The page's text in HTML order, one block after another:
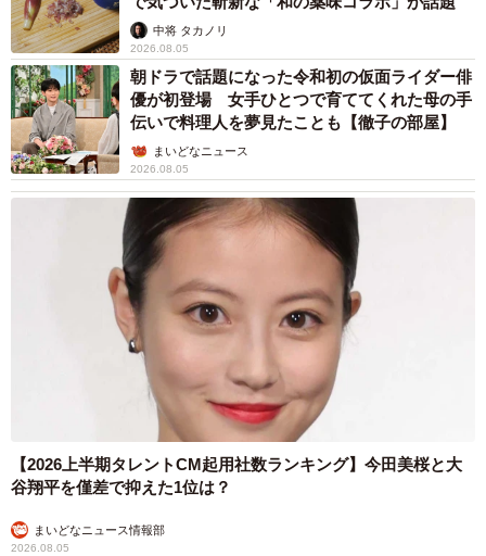
中将 タカノリ
2026.08.05
朝ドラで話題になった令和初の仮面ライダー俳
優が初登場 女手ひとつで育ててくれた母の手
伝いで料理人を夢見たことも【徹子の部屋】
まいどなニュース
2026.08.05
【2026上半期タレントCM起用社数ランキング】今田美桜と大
谷翔平を僅差で抑えた1位は？
まいどなニュース情報部
2026.08.05